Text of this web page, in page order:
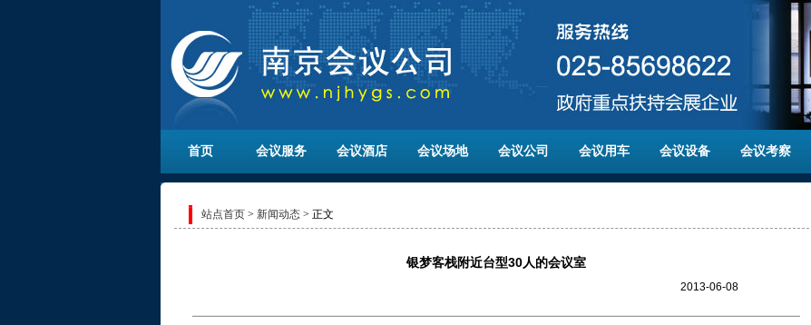
首页 会议服务 会议酒店 会议场地 会议公司 会议用车 会议设备 会议考察
站点首页 > 新闻动态 > 正文
银梦客栈附近台型30人的会议室
2013-06-08